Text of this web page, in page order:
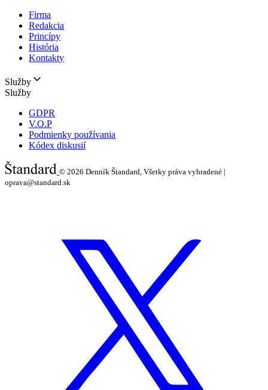
Firma
Redakcia
Princípy
História
Kontakty
Služby
Služby
GDPR
V.O.P
Podmienky používania
Kódex diskusií
© 2026 Denník Štandard, Všetky práva vyhradené |
oprava@standard.sk